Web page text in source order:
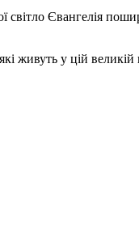
світло Євангелія
у цій